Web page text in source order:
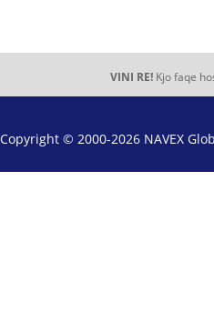
VINI RE! Kjo faqe
Copyright © 2000-2026 NAVEX